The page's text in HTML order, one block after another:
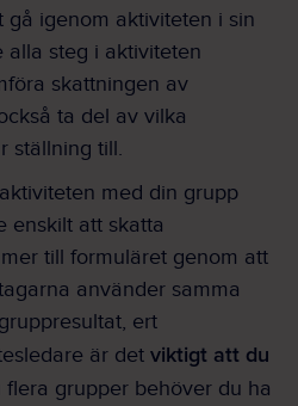
gå igenom aktiviteten i sin
alla steg i aktiviteten
skattningen av
ta del av vilka
ställning till.
med din grupp
enskilt att skatta
till formuläret genom att
använder samma
ert
är det viktigt att du
flera grupper behöver du ha